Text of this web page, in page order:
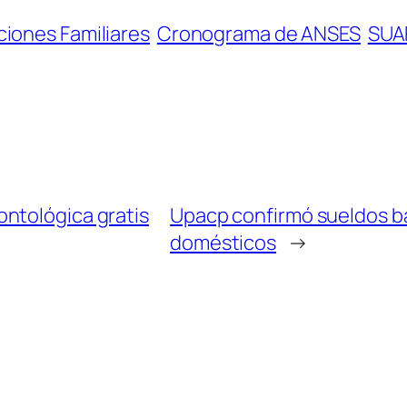
Familiares Cronograma de ANSES
gratis
Upacp confirmó sueldos
domésticos →